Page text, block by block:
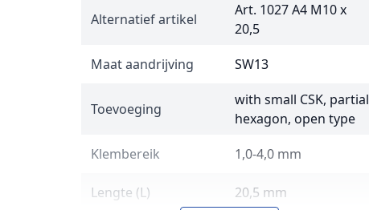
Alternatief artikel
Art. 1027 A4 M10 x
20,5
Maat aandrijving
SW13
Toevoeging
with small CSK, partial
hexagon, open type
Klembereik
1,0-4,0 mm
Lengte (L) 20,5 mm